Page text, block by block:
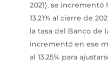
2021), se incrementó
13.21% al cierre de
la tasa del Banco de
incrementó en ese
al 13.25% para